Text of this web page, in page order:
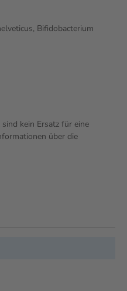
Bifidobacterium
kein Ersatz für eine
über die